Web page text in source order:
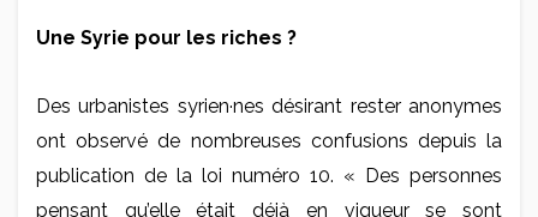
Une Syrie pour les riches ?
Des urbanistes syrien·nes désirant rester anonymes
ont observé de nombreuses confusions depuis la
publication de la loi numéro 10. « Des personnes
pensant qu’elle était déjà en vigueur se sont